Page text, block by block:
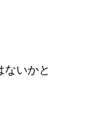
ないかと